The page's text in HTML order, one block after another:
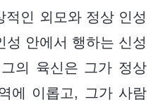
인 외모와 정상 인성
성 안에서 행하는 신성
의 육신은 그가 정상
에 이롭고, 그가 사람